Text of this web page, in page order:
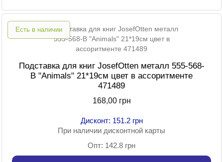
Есть в наличии
Подставка для книг JosefOtten металл 555-568-
B "Animals" 21*19см цвет в ассоритменте
471489
168,00 грн
Дисконт: 151.2 грн
При наличии дисконтной карты
Опт: 142.8 грн